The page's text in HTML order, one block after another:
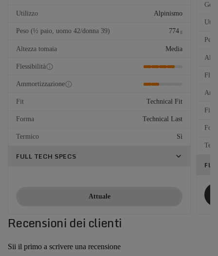
Utilizzo Alpinismo
Peso (½ paio, uomo 42/donna 39) 774 g
Altezza tomaia Media
Flessibilità
Ammortizzazione
Fit Technical Fit
Forma Technical Last
Termico Sì
FULL TECH SPECS
Attuale
Fit
Recensioni dei clienti
Sii il primo a scrivere una recensione